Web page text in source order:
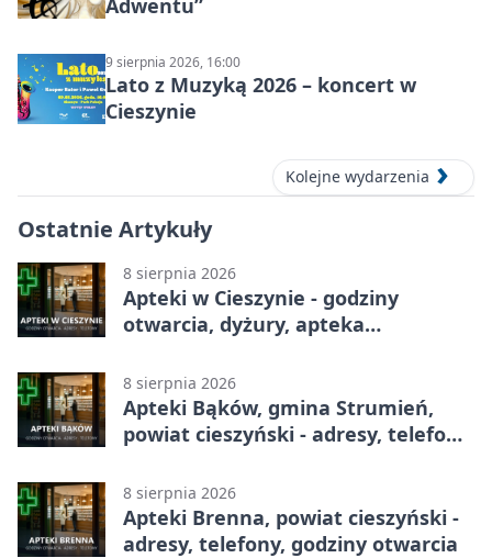
Adwentu”
9 sierpnia 2026, 16:00
Lato z Muzyką 2026 – koncert w
Cieszynie
Kolejne wydarzenia
Ostatnie Artykuły
8 sierpnia 2026
Apteki w Cieszynie - godziny
otwarcia, dyżury, apteka
8 sierpnia 2026
Apteki Bąków, gmina Strumień,
powiat cieszyński - adresy, telefony,
8 sierpnia 2026
Apteki Brenna, powiat cieszyński -
adresy, telefony, godziny otwarcia